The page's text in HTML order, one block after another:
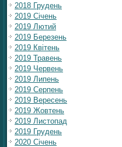
2018 Грудень
2019 Січень
2019 Лютий
2019 Березень
2019 Квітень
2019 Травень
2019 Червень
2019 Липень
2019 Серпень
2019 Вересень
2019 Жовтень
2019 Листопад
2019 Грудень
2020 Січень